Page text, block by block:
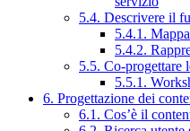
5.4. Descrivere il
5.4.1.
5.4.2.
5.5. Co-progettare
5.5.1.
6. Progettazione dei
6.1. Cos’è il